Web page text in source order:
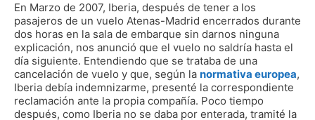
En Marzo de 2007, Iberia, después de tener a los
pasajeros de un vuelo Atenas-Madrid encerrados durante
dos horas en la sala de embarque sin darnos ninguna
explicación, nos anunció que el vuelo no saldría hasta el
día siguiente. Entendiendo que se trataba de una
cancelación de vuelo y que, según la normativa europea,
Iberia debía indemnizarme, presenté la correspondiente
reclamación ante la propia compañía. Poco tiempo
después, como Iberia no se daba por enterada, tramité la